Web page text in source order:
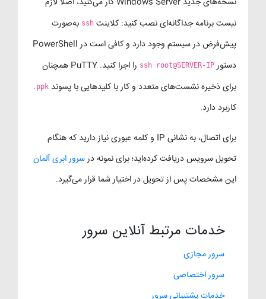
نیست برنامه جداگانه‌ای نصب کنید: کلاینت ssh به‌صورت
پیش‌فرض در سیستم وجود دارد و کافی است در PowerShell
دستور ssh root@SERVER-IP
را اجرا کنید. PuTTY همچنان
برای ذخیره نشست‌های متعدد و کار با کلیدهایی با پسوند .ppk
کاربرد دارد.
برای اتصال، به نشانی IP و کلمه عبوری نیاز دارید که هنگام
تحویل سرویس دریافت کرده‌اید؛ برای نمونه درسرور ابری آلمان
این مشخصات پس از تحویل در اختیار شما قرار می‌گیرد.
خدمات مرتبط آنلاین سرور
سرور مجازی
سرور اختصاصی
خدمات پشتیبانی سرور